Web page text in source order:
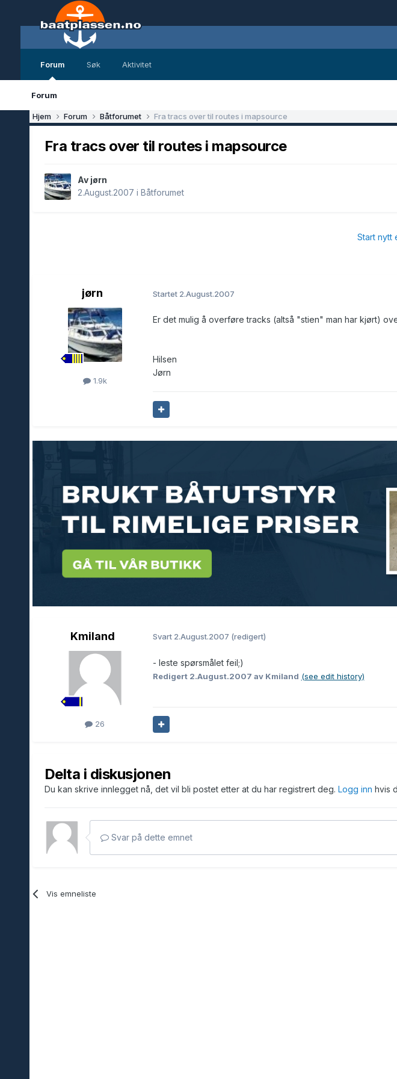
Forum
Forum
Søk Aktivitet
Hjem Forum Båtforumet Fra tracs over til routes i mapsource
Fra tracs over til routes i mapsource
Av jørn
2.August.2007 i Båtforumet
Start nytt
jørn
1.9k
Startet 2.August.2007
Er det mulig å overføre tracks (altså "stien" man har kjørt)
Hilsen
Jørn
Kmiland
26
Svart 2.August.2007 (redigert)
- leste spørsmålet feil;)
Redigert 2.August.2007 av Kmiland (see edit history)
Delta i diskusjonen
Du kan skrive innlegget nå, det vil bli postet etter at du har registrert deg. Logg inn hvis
Svar på dette emnet
Vis emneliste